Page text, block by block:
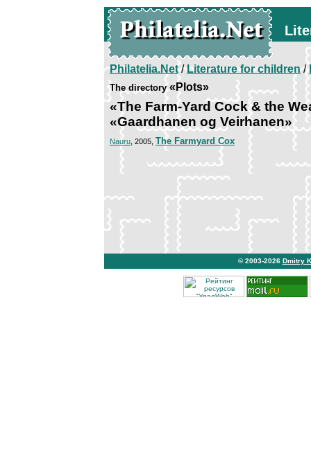
Philatelia.Net/Literature for children/
The directory«Plots»
«The Farm-Yard Cock & the
«Gaardhanen og Veirhanen»
Nauru , 2005, The Farmyard Cox
© 2003-2026 Dmitry